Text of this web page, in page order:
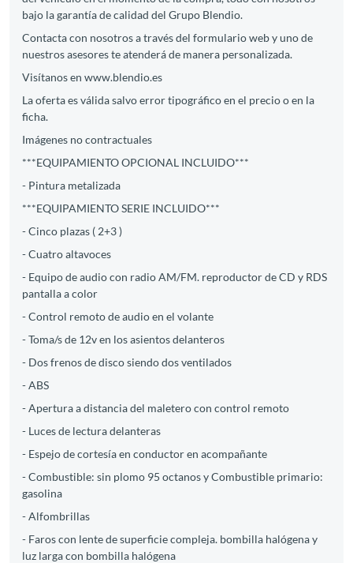
bajo la garantía de calidad del Grupo Blendio.
Contacta con nosotros a través del formulario web y uno de
nuestros asesores te atenderá de manera personalizada.
Visítanos en www.blendio.es
La oferta es válida salvo error tipográfico en el precio o en la
ficha.
Imágenes no contractuales
***EQUIPAMIENTO OPCIONAL INCLUIDO***
- Pintura metalizada
***EQUIPAMIENTO SERIE INCLUIDO***
- Cinco plazas ( 2+3 )
- Cuatro altavoces
- Equipo de audio con radio AM/FM. reproductor de CD y RDS
pantalla a color
- Control remoto de audio en el volante
- Toma/s de 12v en los asientos delanteros
- Dos frenos de disco siendo dos ventilados
- ABS
- Apertura a distancia del maletero con control remoto
- Luces de lectura delanteras
- Espejo de cortesía en conductor en acompañante
- Combustible: sin plomo 95 octanos y Combustible primario:
gasolina
- Alfombrillas
- Faros con lente de superficie compleja. bombilla halógena y
luz larga con bombilla halógena